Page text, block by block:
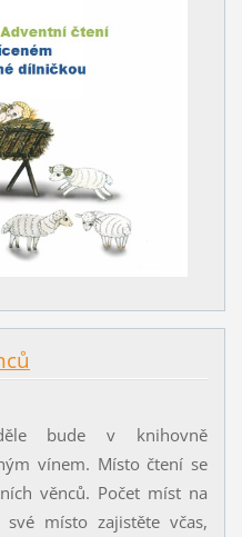
bude v knihovně
vínem. Místo čtení se
věnců. Počet míst na
místo zajistěte včas,